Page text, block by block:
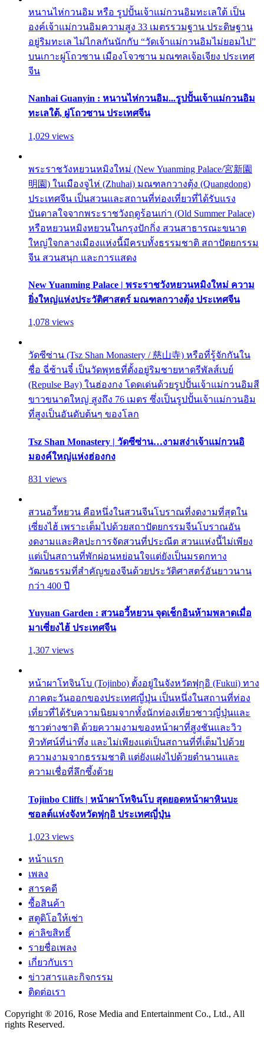
หนานไห่กวนอิม หรือ รูปปั้นเจ้าแม่กวนอิมทะเลใต้ เป็น
องค์เจ้าแม่กวนอิมความสูง 33 เมตรรวมฐาน ประดิษฐาน
อยู่ริมทะเล ไม่ไกลกันนักกับ “วัดเจ้าแม่กวนอิมไม่ยอมไป”
บนเกาะผู่โถวซาน เมืองโจวซาน มณฑลเจ้อเจียง ประเทศ
จีน
Nanhai Guanyin : หนานไห่กวนอิม...รูปปั้นเจ้าแม่กวนอิม
ทะเลใต้, ผู่โถวซาน ประเทศจีน
1,029 views
พระราชวังหยวนหมิงใหม่ (New Yuanming Palace/宮新園
明園) ในเมืองจูไห่ (Zhuhai) มณฑลกวางตุ้ง (Quangdong)
ประเทศจีน เป็นสวนและสถานที่ท่องเที่ยวที่ได้รับแรง
บันดาลใจจากพระราชวังฤดูร้อนเก่า (Old Summer Palace)
หรือหยวนหมิงหยวนในกรุงปักกิ่ง สวนสาธารณะขนาด
ใหญ่ใจกลางเมืองแห่งนี้มีครบทั้งธรรมชาติ สถาปัตยกรรม
จีน สวนสนุก และการแสดง
New Yuanming Palace | พระราชวังหยวนหมิงใหม่ ความ
ยิ่งใหญ่แห่งประวัติศาสตร์ มณฑลกวางตุ้ง ประเทศจีน
1,078 views
วัดซีซ่าน (Tsz Shan Monastery / 慈山寺) หรือที่รู้จักกันใน
ชื่อ ฉี่ซ้านจี๋ เป็นวัดพุทธที่ตั้งอยู่ริมชายหาดรีพัลส์เบย์
(Repulse Bay) ในฮ่องกง โดดเด่นด้วยรูปปั้นเจ้าแม่กวนอิมสี
ขาวขนาดใหญ่ สูงถึง 76 เมตร ซึ่งเป็นรูปปั้นเจ้าแม่กวนอิม
ที่สูงเป็นอันดับต้นๆ ของโลก
Tsz Shan Monastery | วัดซีซ่าน…งามสง่าเจ้าแม่กวนอิ
มองค์ใหญ่แห่งฮ่องกง
831 views
สวนอวี้หยวน คือหนึ่งในสวนจีนโบราณที่งดงามที่สุดใน
เซี่ยงไฮ้ เพราะเต็มไปด้วยสถาปัตยกรรมจีนโบราณอัน
งดงามและศิลปะการจัดสวนที่ประณีต สวนแห่งนี้ไม่เพียง
แต่เป็นสถานที่พักผ่อนหย่อนใจแต่ยังเป็นมรดกทาง
วัฒนธรรมที่สำคัญของจีนด้วยประวัติศาสตร์อันยาวนาน
กว่า 400 ปี
Yuyuan Garden : สวนอวี้หยวน จุดเช็กอินห้ามพลาดเมื่อ
มาเซี่ยงไฮ้ ประเทศจีน
1,307 views
หน้าผาโทจินโบ (Tojinbo) ตั้งอยู่ในจังหวัดฟุกุอิ (Fukui) ทาง
ภาคตะวันออกของประเทศญี่ปุ่น เป็นหนึ่งในสถานที่ท่อง
เที่ยวที่ได้รับความนิยมจากทั้งนักท่องเที่ยวชาวญี่ปุ่นและ
ชาวต่างชาติ ด้วยความงามของหน้าผาที่สูงชันและวิว
ทิวทัศน์ที่น่าทึ่ง และไม่เพียงแต่เป็นสถานที่ที่เต็มไปด้วย
ความงามจากธรรมชาติ แต่ยังแฝงไปด้วยตำนานและ
ความเชื่อที่ลึกซึ้งด้วย
Tojinbo Cliffs | หน้าผาโทจินโบ สุดยอดหน้าผาหินบะ
ซอลต์แห่งจังหวัดฟุกุอิ ประเทศญี่ปุ่น
1,023 views
หน้าแรก
เพลง
สารคดี
ซื้อสินค้า
สตูดิโอให้เช่า
ค่าลิขสิทธิ์
รายชื่อเพลง
เกี่ยวกับเรา
ข่าวสารและกิจกรรม
ติดต่อเรา
Copyright ® 2016, Rose Media and Entertainment Co., Ltd., All
rights Reserved.